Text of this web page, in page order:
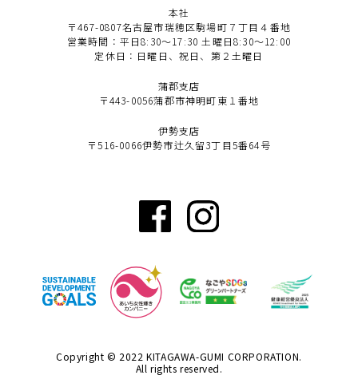
本社
〒467-0807名古屋市瑞穂区駒場町７丁目４番地
営業時間：平日8:30〜17:30 土曜日8:30〜12:00
定休日：日曜日、祝日、第２土曜日
蒲郡支店
〒443-0056蒲郡市神明町東１番地
伊勢支店
〒516-0066伊勢市辻久留3丁目5番64号
Copyright © 2022 KITAGAWA-GUMI CORPORATION.
All rights reserved.